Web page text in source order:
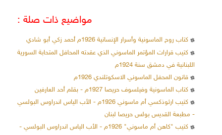
مواضيع ذات صلة :
كتاب روح الماسونية وأسرار الإنسانية 1926م أحمد زكي أبو شادي
كتيب قرارات المؤتمر الماسوني الذي عقدته المحافل المتحابة السورية
اللبنانية في دمشق سنة 1924م
قانون المحفل الماسوني الاسكوتلندي 1926م
كتاب الماسونية وفيلسوف حريصا 1927م - بقلم أحد العارفين
كتيب ارثوذكسي أم ماسوني 1926م - الأب الياس اندراوس البولسي
- مطبعة القديس بولس حريصا لبنان
كتيب "كاهن أم ماسوني" 1926م - الأب الياس اندراوس البولسي -